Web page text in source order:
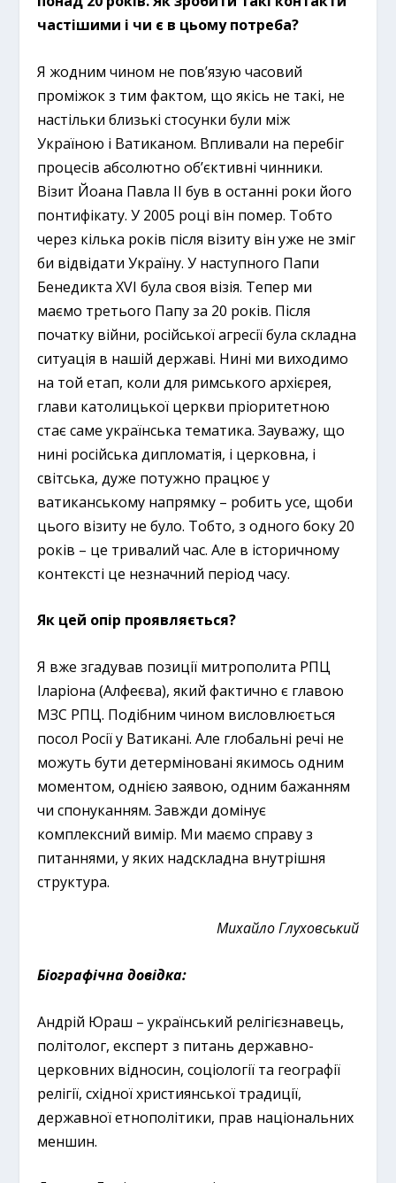
частішими і чи є в цьому потреба?
Я жодним чином не пов’язую часовий
проміжок з тим фактом, що якісь не такі, не
настільки близькі стосунки були між
Україною і Ватиканом. Впливали на перебіг
процесів абсолютно об’єктивні чинники.
Візит Йоана Павла ІІ був в останні роки його
понтифікату. У 2005 році він помер. Тобто
через кілька років після візиту він уже не зміг
би відвідати Україну. У наступного Папи
Бенедикта ХVI була своя візія. Тепер ми
маємо третього Папу за 20 років. Після
початку війни, російської агресії була складна
ситуація в нашій державі. Нині ми виходимо
на той етап, коли для римського архієрея,
глави католицької церкви пріоритетною
стає саме українська тематика. Зауважу, що
нині російська дипломатія, і церковна, і
світська, дуже потужно працює у
ватиканському напрямку – робить усе, щоби
цього візиту не було. Тобто, з одного боку 20
років – це тривалий час. Але в історичному
контексті це незначний період часу.
Як цей опір проявляється?
Я вже згадував позиції митрополита РПЦ
Іларіона (Алфеєва), який фактично є главою
МЗС РПЦ. Подібним чином висловлюється
посол Росії у Ватикані. Але глобальні речі не
можуть бути детерміновані якимось одним
моментом, однією заявою, одним бажанням
чи спонуканням. Завжди домінує
комплексний вимір. Ми маємо справу з
питаннями, у яких надскладна внутрішня
структура.
Михайло Глуховський
Біографічна довідка:
​Андрій Юраш – український релігієзнавець,
політолог, експерт з питань державно-
церковних відносин, соціології та географії
релігії, східної християнської традиції,
державної етнополітики, прав національних
меншин.